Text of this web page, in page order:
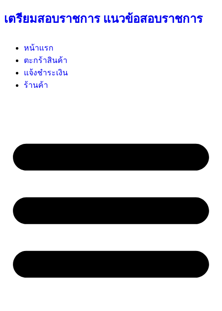
เตรียมสอบราชการ แนวข้อสอบราชการ
หน้าแรก
ตะกร้าสินค้า
แจ้งชำระเงิน
ร้านค้า